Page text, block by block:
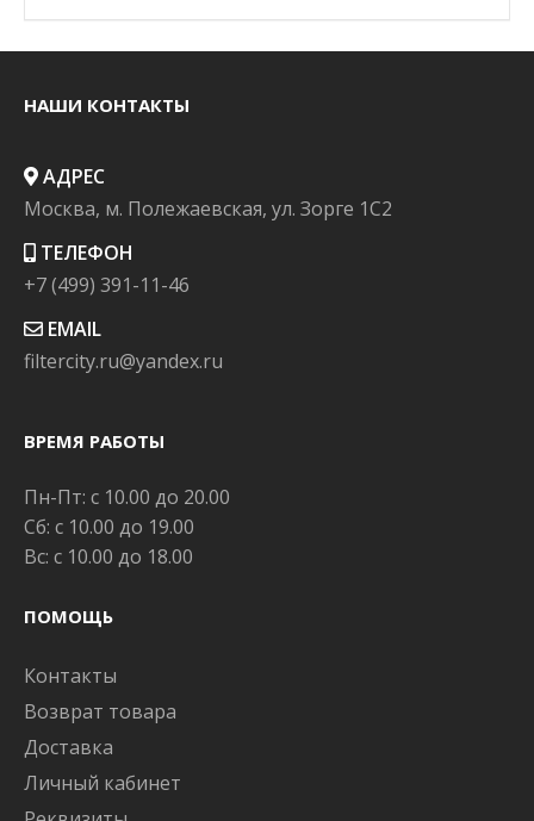
НАШИ КОНТАКТЫ
АДРЕС
Москва, м. Полежаевская, ул. Зорге 1C2
ТЕЛЕФОН
+7 (499) 391-11-46
EMAIL
filtercity.ru@yandex.ru
ВРЕМЯ РАБОТЫ
Пн-Пт: с 10.00 до 20.00
Сб: с 10.00 до 19.00
Вс: с 10.00 до 18.00
ПОМОЩЬ
Контакты
Возврат товара
Доставка
Личный кабинет